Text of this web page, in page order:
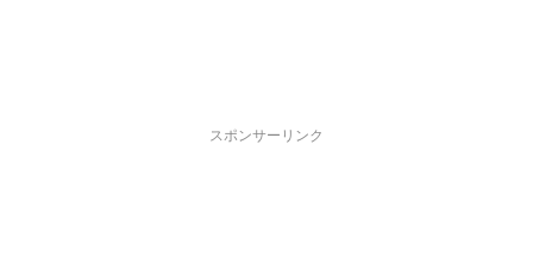
スポンサーリンク